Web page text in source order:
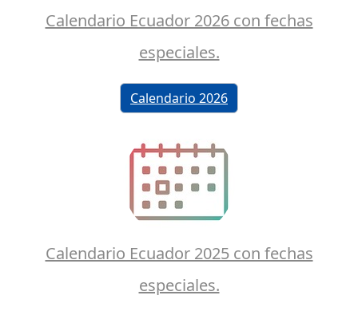
Calendario Ecuador 2026 con fechas
especiales.
Calendario 2026
Calendario Ecuador 2025 con fechas
especiales.